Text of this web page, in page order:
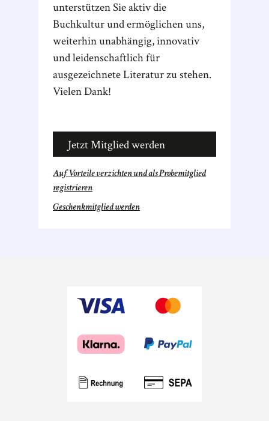
unterstützen Sie aktiv die
Buchkultur und ermöglichen uns,
weiterhin unabhängig, innovativ
und leidenschaftlich für
ausgezeichnete Literatur zu stehen.
Vielen Dank!
Jetzt Mitglied werden
Auf Vorteile verzichten und als Probemitglied
registrieren
Geschenkmitglied werden